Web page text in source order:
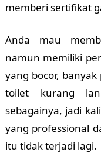
memberi sertifikat
Anda mau
namun memiliki
yang bocor,
toilet kurang
sebagainya, jadi
yang professional
itu tidak terjadi lagi.